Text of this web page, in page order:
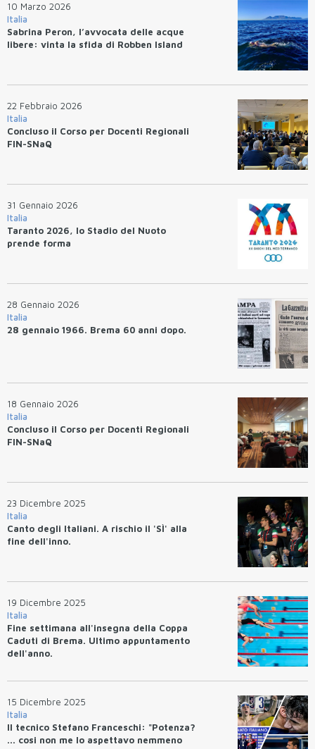
10 Marzo 2026
Italia
Sabrina Peron, l’avvocata delle acque
libere: vinta la sfida di Robben Island
22 Febbraio 2026
Italia
Concluso il Corso per Docenti Regionali
FIN-SNaQ
31 Gennaio 2026
Italia
Taranto 2026, lo Stadio del Nuoto
prende forma
28 Gennaio 2026
Italia
28 gennaio 1966. Brema 60 anni dopo.
18 Gennaio 2026
Italia
Concluso il Corso per Docenti Regionali
FIN-SNaQ
23 Dicembre 2025
Italia
Canto degli Italiani. A rischio il 'SÌ' alla
fine dell'inno.
19 Dicembre 2025
Italia
Fine settimana all'insegna della Coppa
Caduti di Brema. Ultimo appuntamento
dell'anno.
15 Dicembre 2025
Italia
Il tecnico Stefano Franceschi: "Potenza?
... cosi non me lo aspettavo nemmeno